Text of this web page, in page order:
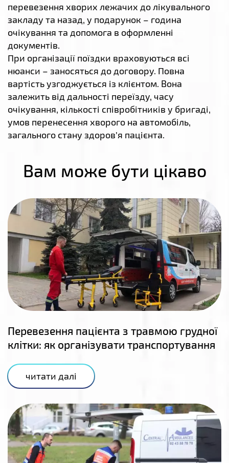
перевезення хворих лежачих до лікувального
закладу та назад, у подарунок – година
очікування та допомога в оформленні
документів.
При організації поїздки враховуються всі
нюанси – заносяться до договору. Повна
вартість узгоджується із клієнтом. Вона
залежить від дальності переїзду, часу
очікування, кількості співробітників у бригаді,
умов перенесення хворого на автомобіль,
загального стану здоров’я пацієнта.
Вам може бути цікаво
Перевезення пацієнта з травмою грудної
клітки: як організувати транспортування
читати далі